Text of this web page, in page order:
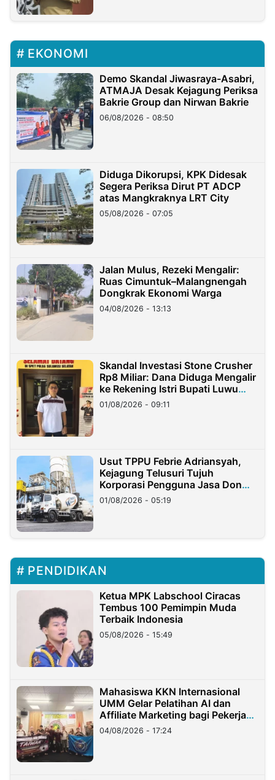
EKONOMI
Demo Skandal Jiwasraya-Asabri,
ATMAJA Desak Kejagung Periksa
Bakrie Group dan Nirwan Bakrie
06/08/2026 - 08:50
Diduga Dikorupsi, KPK Didesak
Segera Periksa Dirut PT ADCP
atas Mangkraknya LRT City
05/08/2026 - 07:05
Jalan Mulus, Rezeki Mengalir:
Ruas Cimuntuk–Malangnengah
Dongkrak Ekonomi Warga
04/08/2026 - 13:13
Skandal Investasi Stone Crusher
Rp8 Miliar: Dana Diduga Mengalir
ke Rekening Istri Bupati Luwu
Timur
01/08/2026 - 09:11
Usut TPPU Febrie Adriansyah,
Kejagung Telusuri Tujuh
Korporasi Pengguna Jasa Don
Ritto
01/08/2026 - 05:19
PENDIDIKAN
Ketua MPK Labschool Ciracas
Tembus 100 Pemimpin Muda
Terbaik Indonesia
05/08/2026 - 15:49
Mahasiswa KKN Internasional
UMM Gelar Pelatihan AI dan
Affiliate Marketing bagi Pekerja
Migran Indonesia di Taiwan
04/08/2026 - 17:24